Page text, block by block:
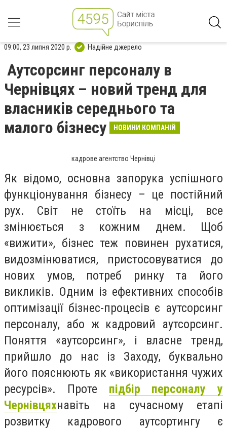
09:00, 23 липня 2020 р. Надійне джерело
Аутсорсинг персоналу в
Чернівцях – новий тренд для
власників середнього та
малого бізнесу
НОВИНИ КОМПАНІЙ
кадрове агентство Чернівці
Як відомо, основна запорука успішного
функціонування бізнесу – це постійний
рух. Світ не стоїть на місці, все
змінюється з кожним днем. Щоб
«вижити», бізнес теж повинен рухатися,
видозмінюватися, пристосовуватися до
нових умов, потреб ринку та його
викликів. Одним із ефективних способів
оптимізації бізнес-процесів є аутсорсинг
персоналу, або ж кадровий аутсорсинг.
Поняття «аутсорсинг», і власне тренд,
прийшло до нас із Заходу, буквально
його пояснюють як «використання чужих
ресурсів». Проте підбір персоналу у
Чернівцяхнавіть на сучасному етапі
розвитку кадрового аутсортингу є